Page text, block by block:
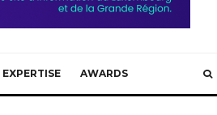
EXPERTISE AWARDS